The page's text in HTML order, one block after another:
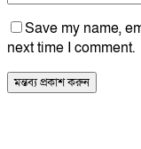
Save my name,
next time I comment.